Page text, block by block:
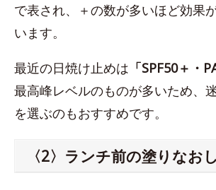
で表され、＋の数が多いほど効果
います。
最近の日焼け止めは 「SPF50＋・
最高峰レベルのものが多いため、
を選ぶのもおすすめです。
〈2〉ランチ前の塗りなお